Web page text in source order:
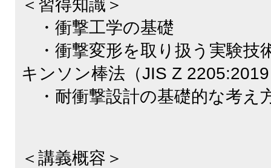
＜習得知識＞
・衝撃工学の基礎
・衝撃変形を取り扱う実験技
キンソン棒法（JIS Z
・耐衝撃設計の基礎的な考え
＜講義概容＞